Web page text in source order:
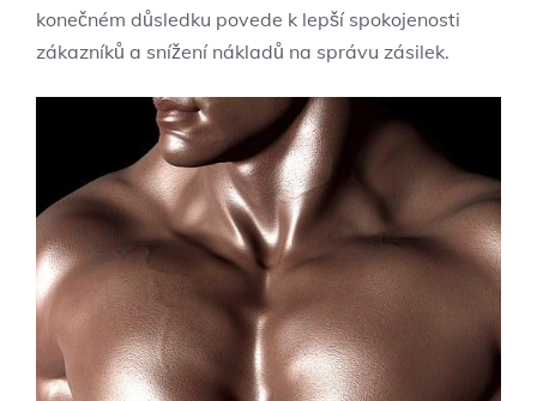
konečném důsledku povede k lepší spokojenosti
zákazníků a snížení nákladů na správu zásilek.